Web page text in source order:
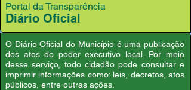
Portal da Transparência
Diário Oficial
O Diário Oficial do Município é uma publicação
dos atos do poder executivo local. Por meio
desse serviço, todo cidadão pode consultar e
imprimir informações como: leis, decretos, atos
públicos, entre outras ações.